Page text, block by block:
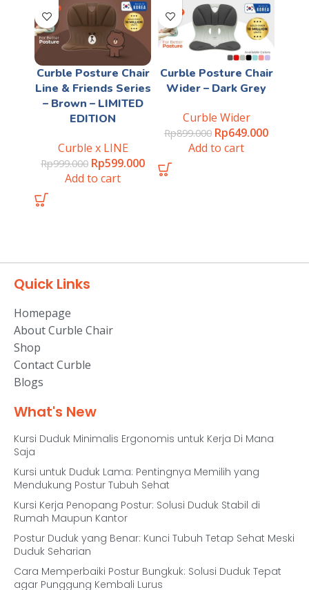
Curble Posture Chair
Line & Friends Series
– Brown – LIMITED
EDITION
Curble x LINE
Rp999.000 Rp599.000
Add to cart
Curble Posture Chair
Wider – Dark Grey
Curble Wider
Rp899.000 Rp649.000
Add to cart
Quick Links
Homepage
About Curble Chair
Shop
Contact Curble
Blogs
What's New
Kursi Duduk Minimalis Ergonomis untuk Kerja Di Mana
Saja
Kursi untuk Duduk Lama: Pentingnya Memilih yang
Mendukung Postur Tubuh Sehat
Kursi Kerja Penopang Postur: Solusi Duduk Stabil di
Rumah Maupun Kantor
Postur Duduk yang Benar: Kunci Tubuh Tetap Sehat Meski
Duduk Seharian
Cara Memperbaiki Postur Bungkuk: Solusi Duduk Tepat
agar Punggung Kembali Lurus